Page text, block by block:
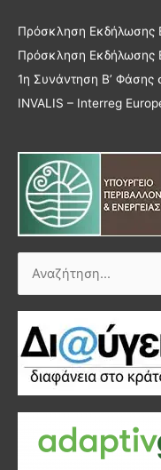
Πρόσκληση Εκδήλωσης
Πρόσκληση Εκδήλωσης
1η Συνάντηση Β’ Φάσης
INVALIS – Interreg
Αναζήτηση